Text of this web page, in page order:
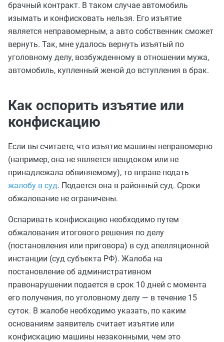
брачный контракт. В таком случае автомобиль
изымать и конфисковать нельзя. Его изъятие
является неправомерным, а авто собственник сможет
вернуть. Так, мне удалось вернуть изъятый по
уголовному делу, возбужденному в отношении мужа,
автомобиль, купленный женой до вступления в брак.
Как оспорить изъятие или
конфискацию
Если вы считаете, что изъятие машины неправомерно
(например, она не является вещдоком или не
принадлежала обвиняемому), то вправе подать
жалобу в суд. Подается она в районный суд. Сроки
обжалование не ограничены.
Оспаривать конфискацию необходимо путем
обжалования итогового решения по делу
(постановления или приговора) в суд апелляционной
инстанции (суд субъекта РФ). Жалоба на
постановление об административном
правонарушении подается в срок 10 дней с момента
его получения, по уголовному делу — в течение 15
суток. В жалобе необходимо указать, по каким
основаниям заявитель считает изъятие или
конфискацию машины незаконными, чем это